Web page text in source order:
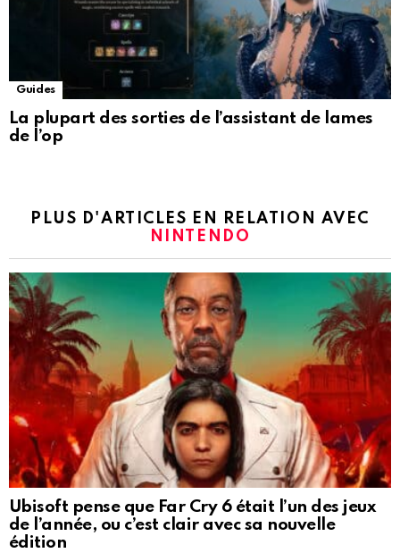
Guides
La plupart des sorties de l’assistant de lames
de l’op
PLUS D'ARTICLES EN RELATION AVEC
NINTENDO
Ubisoft pense que Far Cry 6 était l’un des jeux
de l’année, ou c’est clair avec sa nouvelle
édition